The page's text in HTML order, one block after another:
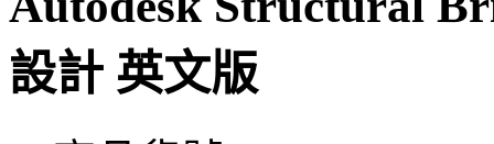
設計 英文版